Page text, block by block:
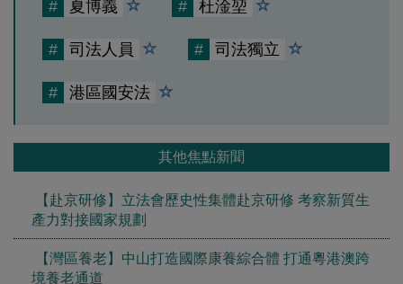
# 夏博義 # 杜淦堃
# 司法人員 # 司法獨立
# 港區國安法
其他焦點新聞
【赴京研修】立法會歷史性集體赴京研修 考察新質生
產力對接國家規劃
【灣區養老】中山打造國際康養綜合體 打通粵港澳跨
境養老通道